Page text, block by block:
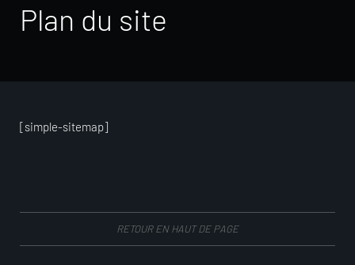
Plan du site
[simple-sitemap]
RETOUR EN HAUT DE PAGE